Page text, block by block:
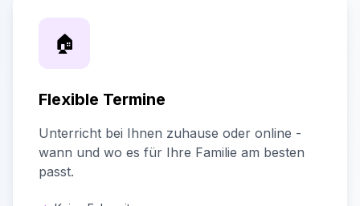
🏠
Flexible Termine
Unterricht bei Ihnen zuhause oder online -
wann und wo es für Ihre Familie am besten
passt.